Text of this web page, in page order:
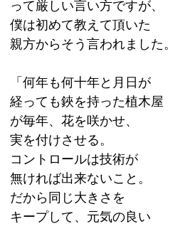
って厳しい言い方ですが、
僕は初めて教えて頂いた
親方からそう言われました。
「何年も何十年と月日が
経っても鋏を持った植木屋
が毎年、花を咲かせ、
実を付けさせる。
コントロールは技術が
無ければ出来ないこと。
だから同じ大きさを
キープして、元気の良い